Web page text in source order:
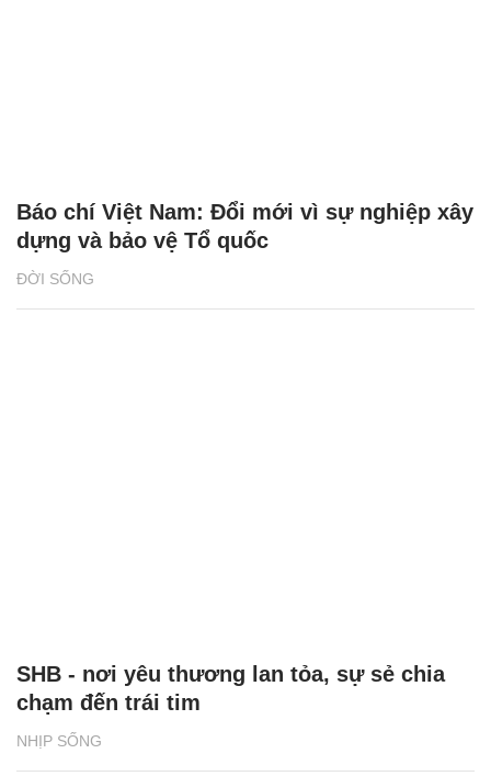
ĐỜI SỐNG
Báo chí Việt Nam: Đổi mới vì sự nghiệp xây
dựng và bảo vệ Tổ quốc
NHỊP SỐNG
SHB - nơi yêu thương lan tỏa, sự sẻ chia
chạm đến trái tim